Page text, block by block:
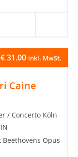
Caine
€31.00 inkl. MwSt.
/ Concerto Köln
Opus